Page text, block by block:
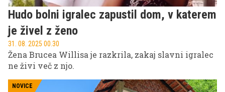
Hudo bolni igralec zapustil dom, v katerem
je živel z ženo
31. 08. 2025 00.30
Žena Brucea Willisa je razkrila, zakaj slavni igralec
ne živi več z njo.
NOVICE